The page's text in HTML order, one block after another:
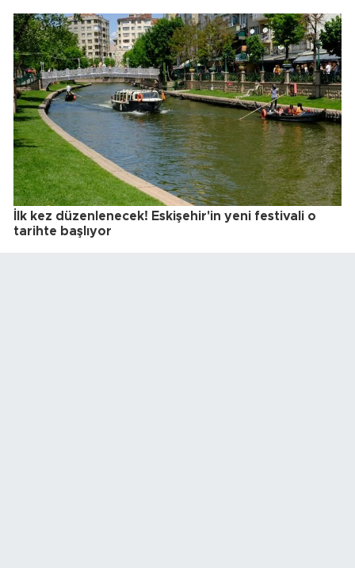
İlk kez düzenlenecek! Eskişehir'in yeni festivali o
tarihte başlıyor